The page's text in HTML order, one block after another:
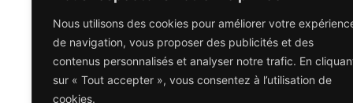
Nous utilisons des cookies pour améliorer votre
de navigation, vous proposer des publicités et des
contenus personnalisés et analyser notre trafic. En
sur « Tout accepter », vous consentez à l’utilisation de
cookies.